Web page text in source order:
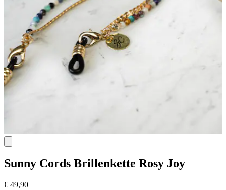
Sunny Cords Brillenkette Rosy Joy
€ 49,90